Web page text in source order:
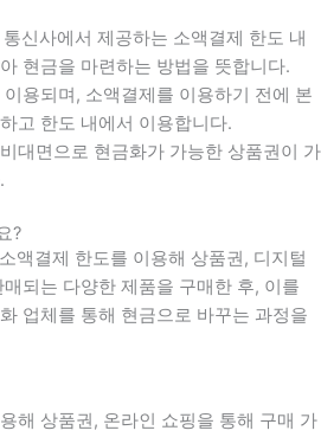
신사에서 제공하는 소액결제 한도 내
현금을 마련하는 방법을 뜻합니다.
용되며, 소액결제를 이용하기 전에 본
고 한도 내에서 이용합니다.
대면으로 현금화가 가능한 상품권이 가
?
액결제 한도를 이용해 상품권, 디지털
되는 다양한 제품을 구매한 후, 이를
업체를 통해 현금으로 바꾸는 과정을
해 상품권, 온라인 쇼핑을 통해 구매 가